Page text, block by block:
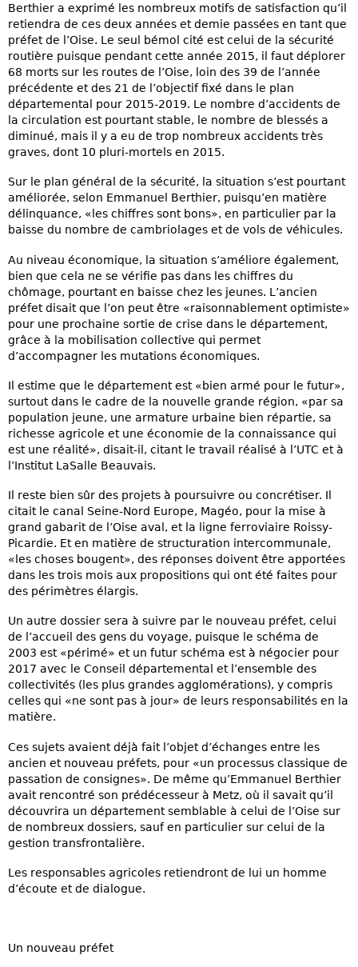
Berthier a exprimé les nombreux motifs de satisfaction qu’il
retiendra de ces deux années et demie passées en tant que
préfet de l’Oise. Le seul bémol cité est celui de la sécurité
routière puisque pendant cette année 2015, il faut déplorer
68 morts sur les routes de l’Oise, loin des 39 de l’année
précédente et des 21 de l’objectif fixé dans le plan
départemental pour 2015-2019. Le nombre d’accidents de
la circulation est pourtant stable, le nombre de blessés a
diminué, mais il y a eu de trop nombreux accidents très
graves, dont 10 pluri-mortels en 2015.
Sur le plan général de la sécurité, la situation s’est pourtant
améliorée, selon Emmanuel Berthier, puisqu’en matière
délinquance, «les chiffres sont bons», en particulier par la
baisse du nombre de cambriolages et de vols de véhicules.
Au niveau économique, la situation s’améliore également,
bien que cela ne se vérifie pas dans les chiffres du
chômage, pourtant en baisse chez les jeunes. L’ancien
préfet disait que l’on peut être «raisonnablement optimiste»
pour une prochaine sortie de crise dans le département,
grâce à la mobilisation collective qui permet
d’accompagner les mutations économiques.
Il estime que le département est «bien armé pour le futur»,
surtout dans le cadre de la nouvelle grande région, «par sa
population jeune, une armature urbaine bien répartie, sa
richesse agricole et une économie de la connaissance qui
est une réalité», disait-il, citant le travail réalisé à l’UTC et à
l’Institut LaSalle Beauvais.
Il reste bien sûr des projets à poursuivre ou concrétiser. Il
citait le canal Seine-Nord Europe, Magéo, pour la mise à
grand gabarit de l’Oise aval, et la ligne ferroviaire Roissy-
Picardie. Et en matière de structuration intercommunale,
«les choses bougent», des réponses doivent être apportées
dans les trois mois aux propositions qui ont été faites pour
des périmètres élargis.
Un autre dossier sera à suivre par le nouveau préfet, celui
de l’accueil des gens du voyage, puisque le schéma de
2003 est «périmé» et un futur schéma est à négocier pour
2017 avec le Conseil départemental et l’ensemble des
collectivités (les plus grandes agglomérations), y compris
celles qui «ne sont pas à jour» de leurs responsabilités en la
matière.
Ces sujets avaient déjà fait l’objet d’échanges entre les
ancien et nouveau préfets, pour «un processus classique de
passation de consignes». De même qu’Emmanuel Berthier
avait rencontré son prédécesseur à Metz, où il savait qu’il
découvrira un département semblable à celui de l’Oise sur
de nombreux dossiers, sauf en particulier sur celui de la
gestion transfrontalière.
Les responsables agricoles retiendront de lui un homme
d’écoute et de dialogue.
Un nouveau préfet